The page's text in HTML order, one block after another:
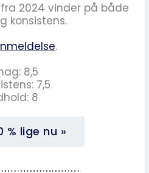
2024 vinder på både
konsistens.
.
8,5
7,5
8
% lige nu »